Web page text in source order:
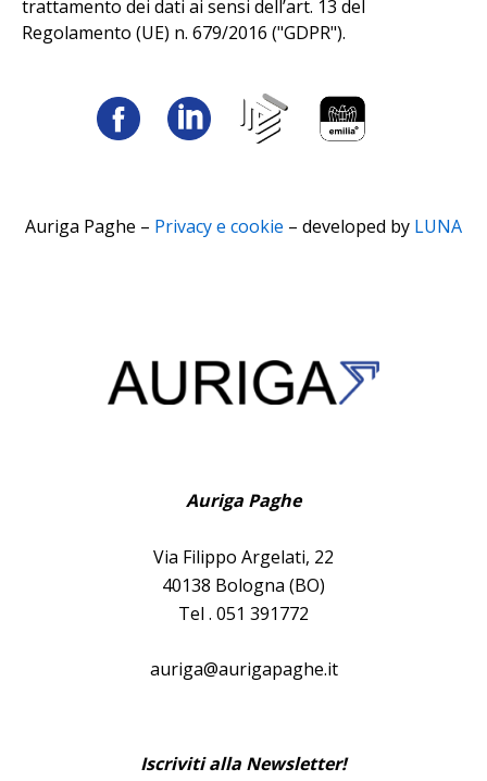
trattamento dei dati ai sensi dell’art. 13 del
Regolamento (UE) n. 679/2016 ("GDPR").
Auriga Paghe – Privacy e cookie – developed by LUNA
Auriga Paghe
Via Filippo Argelati, 22
40138 Bologna (BO)
Tel . 051 391772
auriga@aurigapaghe.it
Iscriviti alla Newsletter!